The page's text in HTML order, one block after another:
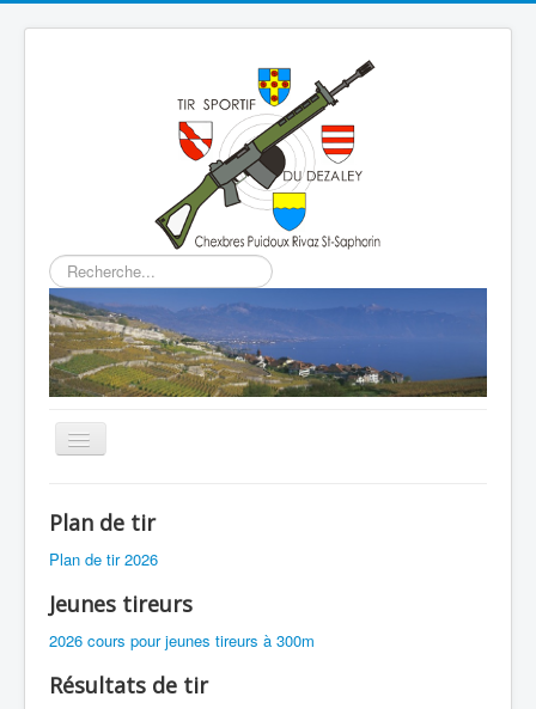
Rechercher
Basculer
la
Plan de tir
Plan de tir 2026
Jeunes tireurs
2026 cours pour jeunes tireurs à 300m
Résultats de tir